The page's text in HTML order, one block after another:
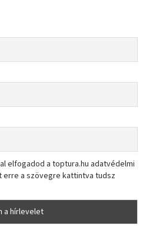
elfogadod a toptura.hu adatvédelmi
erre a szövegre kattintva tudsz